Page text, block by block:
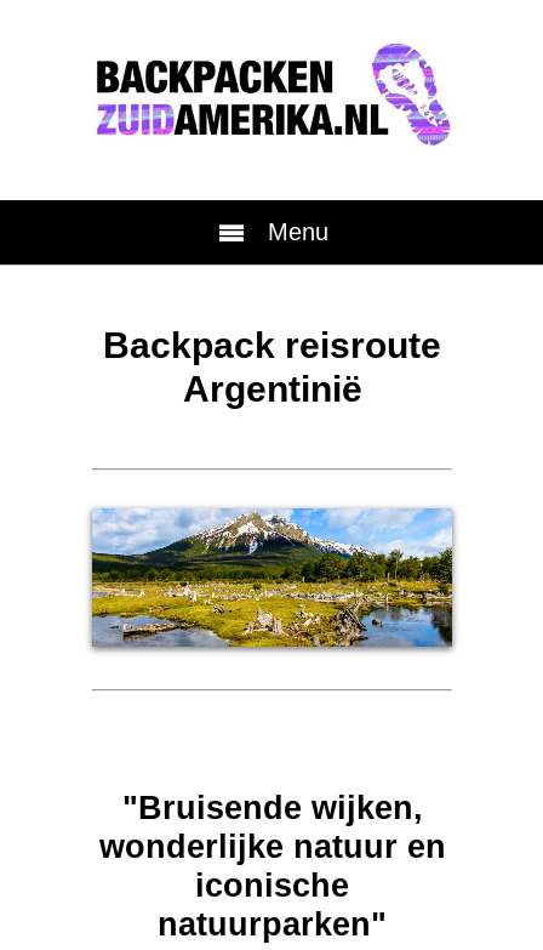
Menu
Backpack reisroute
Argentinië
"Bruisende wijken,
wonderlijke natuur en
iconische
natuurparken"